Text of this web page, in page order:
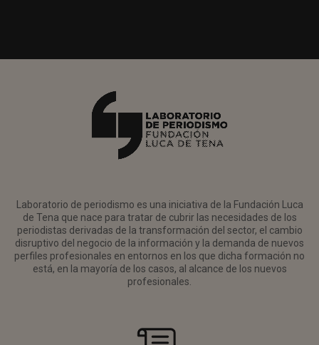
Laboratorio de periodismo es una iniciativa de la Fundación Luca
de Tena que nace para tratar de cubrir las necesidades de los
periodistas derivadas de la transformación del sector, el cambio
disruptivo del negocio de la información y la demanda de nuevos
perfiles profesionales en entornos en los que dicha formación no
está, en la mayoría de los casos, al alcance de los nuevos
profesionales.